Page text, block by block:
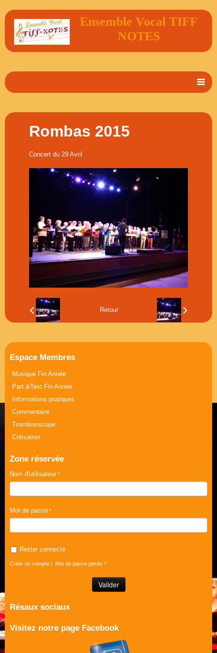
Ensemble Vocal TIFF
NOTES
Vidéos
Musique Journée de la Femme
Part &Text Journée de la Femme
Rombas 2015
Concert du 29 Avril
Retour
Espace Membres
Musique Fin Année
Part &Text Fin Année
Informations pratiques
Commentaire
Trombinoscope
Cotisation
Zone réservée
Nom d'utilisateur
Mot de passe
Rester connecté
Créer un compte | Mot de passe perdu ?
Résaux sociaux
Visitez notre page Facebook